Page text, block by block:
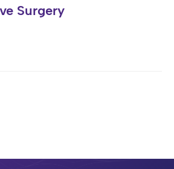
Surgery